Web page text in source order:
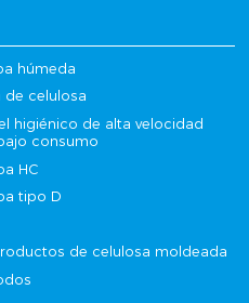
húmeda
de celulosa
higiénico de alta velocidad
consumo
HC
tipo D
de celulosa moldeada